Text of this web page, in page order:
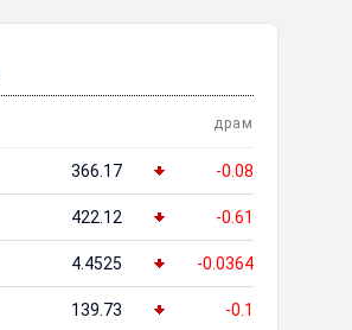
драм
366.17 -0.08
422.12 -0.61
4.4525 -0.0364
139.73 -0.1